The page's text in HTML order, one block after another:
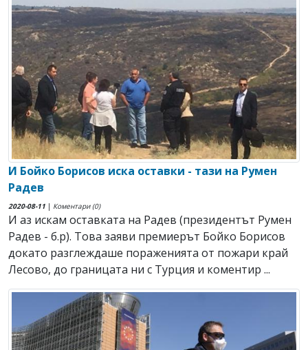
И Бойко Борисов иска оставки - тази на Румен
Радев
2020-08-11 | Коментари (0)
И аз искам оставката на Радев (президентът Румен
Радев - б.р). Това заяви премиерът Бойко Борисов
докато разглеждаше пораженията от пожари край
Лесово, до границата ни с Турция и коментир ...